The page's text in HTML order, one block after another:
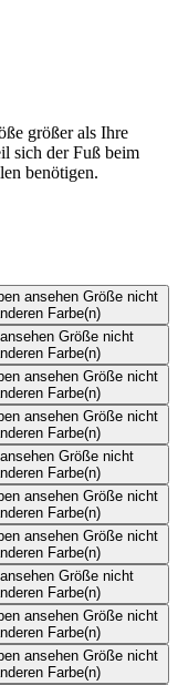
größer als Ihre
sich der Fuß beim
benötigen.
ansehen Größe nicht
Farbe(n)
Größe nicht
Farbe(n)
ansehen Größe nicht
Farbe(n)
ansehen Größe nicht
Farbe(n)
Größe nicht
Farbe(n)
ansehen Größe nicht
Farbe(n)
ansehen Größe nicht
Farbe(n)
Größe nicht
Farbe(n)
ansehen Größe nicht
Farbe(n)
ansehen Größe nicht
Farbe(n)